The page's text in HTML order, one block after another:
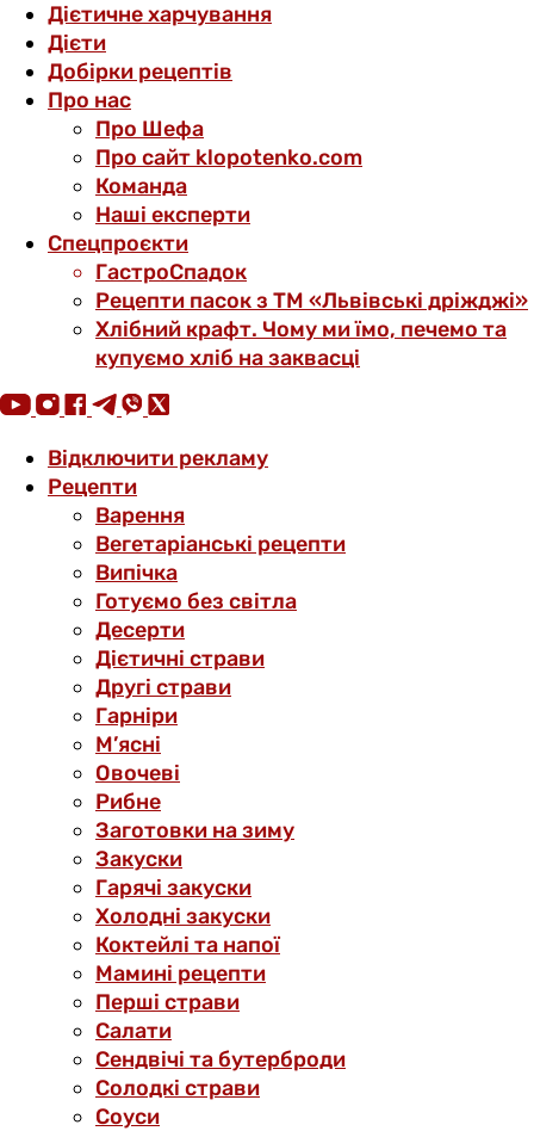
Дієтичне харчування
Дієти
Добірки рецептів
Про нас
Про Шефа
Про сайт klopotenko.com
Команда
Наші експерти
Спецпроєкти
ГастроСпадок
Рецепти пасок з ТМ «Львівські дріжджі»
Хлібний крафт. Чому ми їмо, печемо та
купуємо хліб на заквасці
Відключити рекламу
Рецепти
Варення
Вегетаріанські рецепти
Випічка
Готуємо без світла
Десерти
Дієтичні страви
Другі страви
Гарніри
М’ясні
Овочеві
Рибне
Заготовки на зиму
Закуски
Гарячі закуски
Холодні закуски
Коктейлі та напої
Мамині рецепти
Перші страви
Салати
Сендвічі та бутерброди
Солодкі страви
Соуси